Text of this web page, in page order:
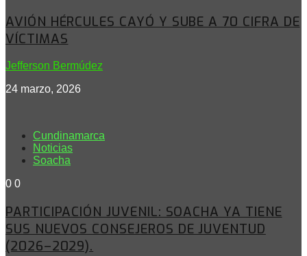
AVIÓN HÉRCULES CAYÓ Y SUBE A 70 CIFRA DE
VÍCTIMAS
Jefferson Bermúdez
24 marzo, 2026
Cundinamarca
Noticias
Soacha
0 0
PARTICIPACIÓN JUVENIL: SOACHA YA TIENE
SUS NUEVOS CONSEJEROS DE JUVENTUD
(2026–2029).